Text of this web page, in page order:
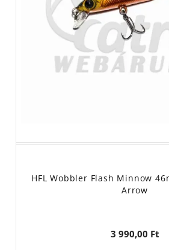
HFL Wobbler Flash Minnow
Arrow
3 990,00 Ft